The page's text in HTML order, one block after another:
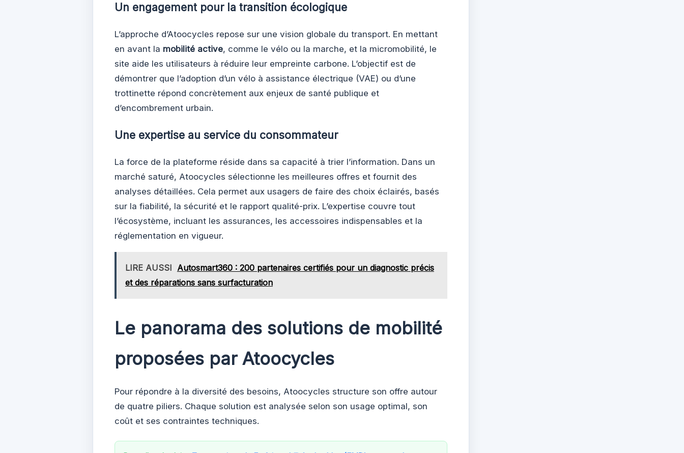
Un engagement pour la transition écologique
L’approche d’Atoocycles repose sur une vision globale du transport. En mettant
en avant la mobilité active, comme le vélo ou la marche, et la micromobilité, le
site aide les utilisateurs à réduire leur empreinte carbone. L’objectif est de
démontrer que l’adoption d’un vélo à assistance électrique (VAE) ou d’une
trottinette répond concrètement aux enjeux de santé publique et
d’encombrement urbain.
Une expertise au service du consommateur
La force de la plateforme réside dans sa capacité à trier l’information. Dans un
marché saturé, Atoocycles sélectionne les meilleures offres et fournit des
analyses détaillées. Cela permet aux usagers de faire des choix éclairés, basés
sur la fiabilité, la sécurité et le rapport qualité-prix. L’expertise couvre tout
l’écosystème, incluant les assurances, les accessoires indispensables et la
réglementation en vigueur.
LIRE AUSSI Autosmart360 : 200 partenaires certifiés pour un diagnostic précis
et des réparations sans surfacturation
Le panorama des solutions de mobilité
proposées par Atoocycles
Pour répondre à la diversité des besoins, Atoocycles structure son offre autour
de quatre piliers. Chaque solution est analysée selon son usage optimal, son
coût et ses contraintes techniques.